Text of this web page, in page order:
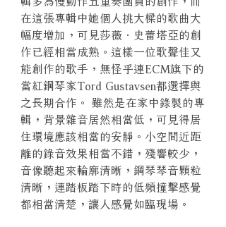
在這張專輯中她個人挑大樑的歌曲大
幅度增加，可見莎薇．史蕾塔亞的創
作已經相當成熟。這樣一位歌聲佳又
能創作的歌手，無怪乎連ECM旗下的
當紅鋼琴家Tord Gustavsen都選擇與
之長期合作。 雖然是在家中錄製的專
輯，背景雜音居然相當低，可見得居
住環境應該相當的安靜。小空間近距
離的錄音效果相當不錯，殘響較少，
音像聽起來輪廓清晰，鋼琴琴音顆粒
清晰，連踏板踏下時的低頻撞擊感覺
都相當清楚，讓人感覺如臨現場。